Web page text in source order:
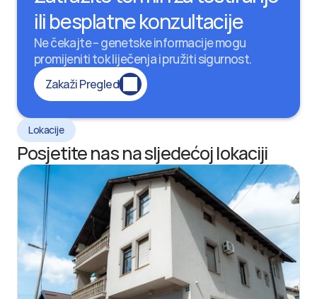
ili besplatne konzultacije
Ne čekajte – genetske informacije mogu
promijeniti tok liječenja i pružiti sigurnost.
Zakaži Pregled
Lokacije
Posjetite nas na sljedećoj lokaciji